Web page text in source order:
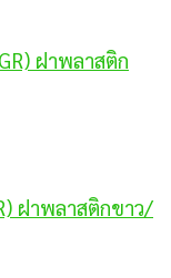
ฝาพลาสติกขาว/